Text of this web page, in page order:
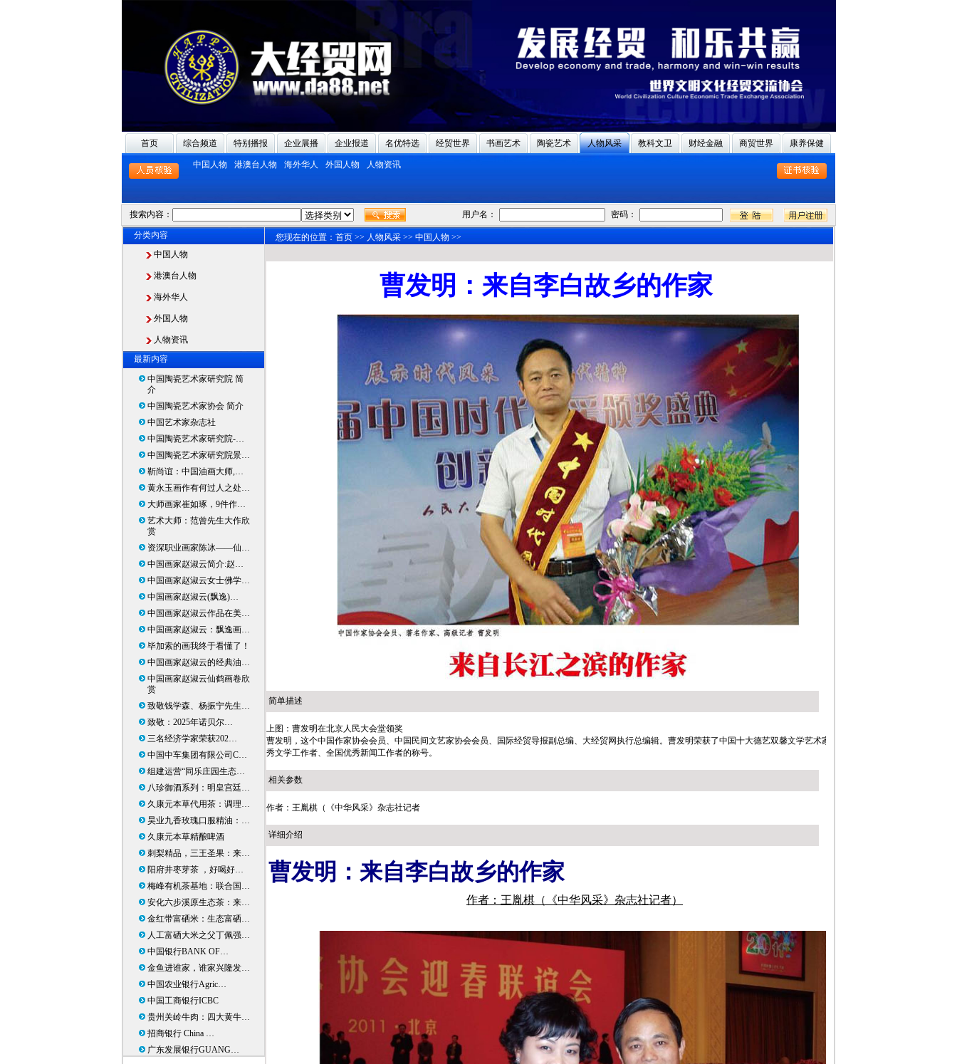
首页 综合频道 特别播报 企业展播 企业报道 名优特选 经贸世界 书画艺术 陶瓷艺术 人物风采 教科文卫 财经金融 商贸世界 康养保健
中国人物 港澳台人物 海外华人 外国人物 人物资讯
搜索内容： 用户名： 密码：
分类内容
中国人物
港澳台人物
海外华人
外国人物
人物资讯
最新内容
中国陶瓷艺术家研究院 简
介
中国陶瓷艺术家协会 简介
中国艺术家杂志社
中国陶瓷艺术家研究院-…
中国陶瓷艺术家研究院景…
靳尚谊：中国油画大师,…
黄永玉画作有何过人之处…
大师画家崔如琢，9件作…
艺术大师：范曾先生大作欣
赏
资深职业画家陈冰——仙…
中国画家赵淑云简介:赵…
中国画家赵淑云女士佛学…
中国画家赵淑云(飘逸)…
中国画家赵淑云作品在美…
中国画家赵淑云：飘逸画…
毕加索的画我终于看懂了！
中国画家赵淑云的经典油…
中国画家赵淑云仙鹤画卷欣
赏
致敬钱学森、杨振宁先生…
致敬：2025年诺贝尔…
三名经济学家荣获202…
中国中车集团有限公司C…
组建运营“同乐庄园生态…
八珍御酒系列：明皇宫廷…
久康元本草代用茶：调理…
昊业九香玫瑰口服精油：…
久康元本草精酿啤酒
刺梨精品，三王圣果：来…
阳府井枣芽茶 ，好喝好…
梅峰有机茶基地：联合国…
安化六步溪原生态茶：来…
金红带富硒米：生态富硒…
人工富硒大米之父丁佩强…
中国银行BANK OF…
金鱼进谁家，谁家兴隆发…
中国农业银行Agric…
中国工商银行ICBC
贵州关岭牛肉：四大黄牛…
招商银行 China …
广东发展银行GUANG…
您现在的位置： 首页 >> 人物风采 >> 中国人物 >>
曹发明：来自李白故乡的作家
简单描述
上图：曹发明在北京人民大会堂领奖
曹发明，这个中国作家协会会员、中国民间文艺家协会会员、国际经贸导报副总编、大经贸网执行总编辑。曹发明荣获了中国十大德艺双馨文学艺术家、全国优
秀文学工作者、全国优秀新闻工作者的称号。
相关参数
作者：王胤棋（《中华风采》杂志社记者
详细介绍
曹发明：来自李白故乡的作家
作者：王胤棋（《中华风采》杂志社记者）